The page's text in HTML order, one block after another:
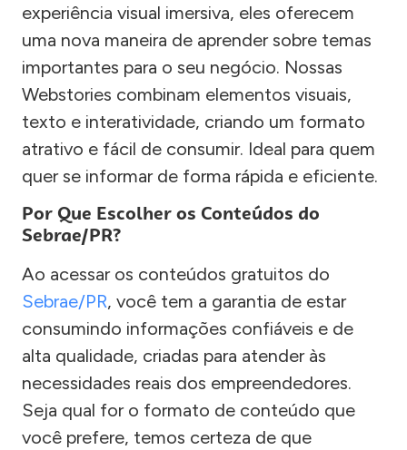
experiência visual imersiva, eles oferecem
uma nova maneira de aprender sobre temas
importantes para o seu negócio. Nossas
Webstories combinam elementos visuais,
texto e interatividade, criando um formato
atrativo e fácil de consumir. Ideal para quem
quer se informar de forma rápida e eficiente.
Por Que Escolher os Conteúdos do
Sebrae/PR?
Ao acessar os conteúdos gratuitos do
Sebrae/PR, você tem a garantia de estar
consumindo informações confiáveis e de
alta qualidade, criadas para atender às
necessidades reais dos empreendedores.
Seja qual for o formato de conteúdo que
você prefere, temos certeza de que